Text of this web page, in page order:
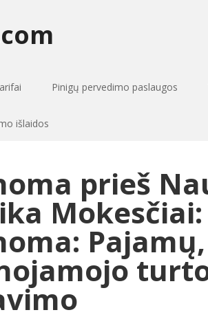
Pinigų pervedimo paslaugos
išlaidos
prieš
Pajamų,